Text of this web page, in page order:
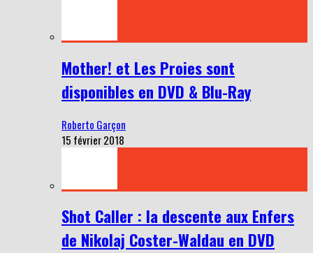
Mother! et Les Proies sont
disponibles en DVD & Blu-Ray
Roberto Garçon
15 février 2018
Shot Caller : la descente aux Enfers
de Nikolaj Coster-Waldau en DVD